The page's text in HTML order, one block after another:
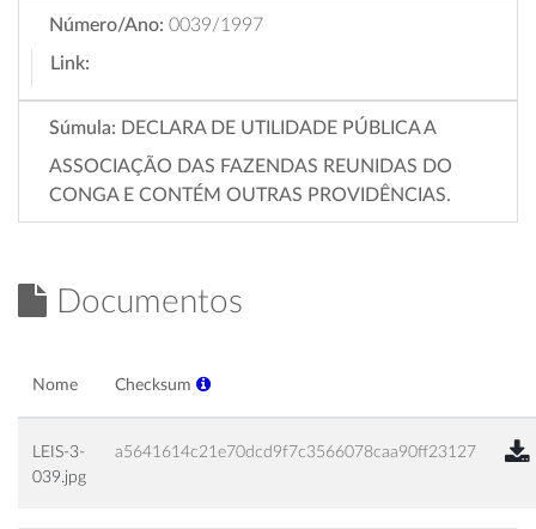
Número/Ano: 0039/1997
Link:
Súmula: DECLARA DE UTILIDADE PÚBLICA A
ASSOCIAÇÃO DAS FAZENDAS REUNIDAS DO
CONGA E CONTÉM OUTRAS PROVIDÊNCIAS.
Documentos
Nome Checksum
LEIS-3-
039.jpg
a5641614c21e70dcd9f7c3566078caa90ff23127